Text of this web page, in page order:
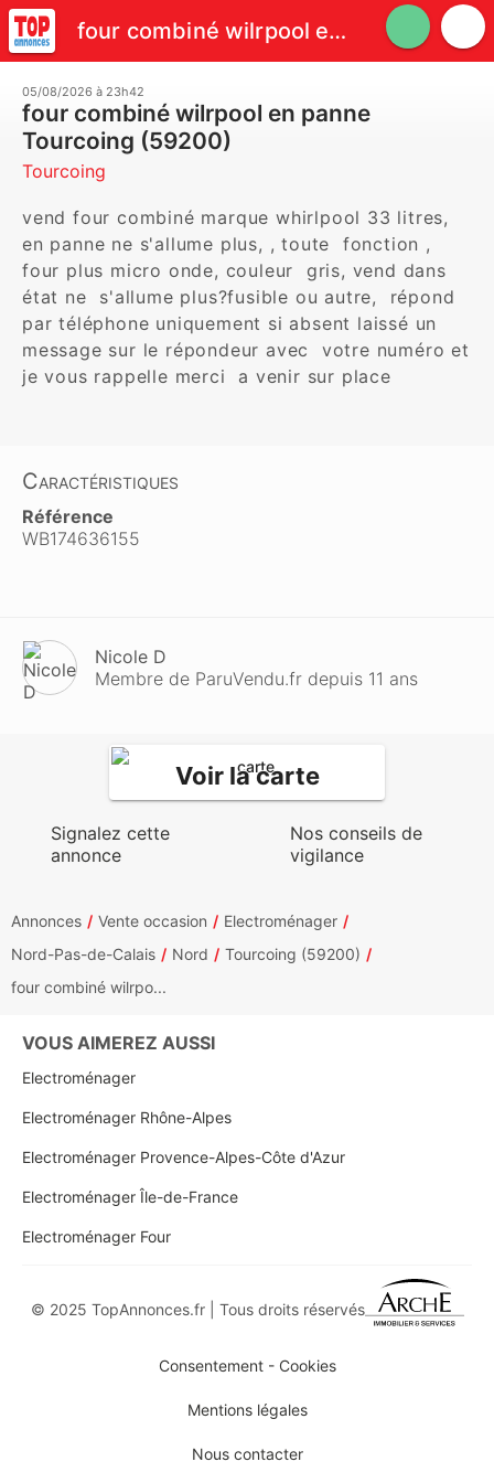
four combiné wilrpool en panne
05/08/2026 à 23h42
four combiné wilrpool en panne
Tourcoing (59200)
Tourcoing
vend four combiné marque whirlpool 33 litres,
en panne ne s'allume plus, , toute  fonction ,
four plus micro onde, couleur  gris, vend dans
état ne  s'allume plus?fusible ou autre,  répond
par téléphone uniquement si absent laissé un
message sur le répondeur avec  votre numéro et
je vous rappelle merci  a venir sur place
Caractéristiques
Référence
WB174636155
Nicole D
Membre de ParuVendu.fr depuis 11 ans
Voir la carte
Signalez cette
annonce
Nos conseils de
vigilance
Annonces Vente occasion
Electroménager
Nord-Pas-de-Calais
Nord
Tourcoing (59200)
four combiné wilrpo...
VOUS AIMEREZ AUSSI
Electroménager
Electroménager Rhône-Alpes
Electroménager Provence-Alpes-Côte d'Azur
Electroménager Île-de-France
Electroménager Four
© 2025 TopAnnonces.fr | Tous droits réservés
Consentement - Cookies
Mentions légales
Nous contacter